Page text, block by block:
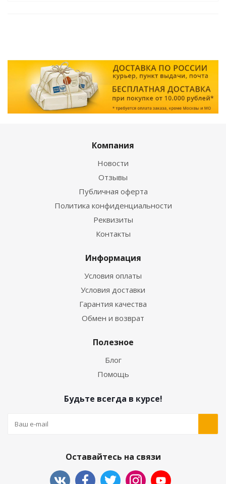
Компания
Новости
Отзывы
Публичная оферта
Политика конфиденциальности
Реквизиты
Контакты
Информация
Условия оплаты
Условия доставки
Гарантия качества
Обмен и возврат
Полезное
Блог
Помощь
Будьте всегда в курсе!
Оставайтесь на связи